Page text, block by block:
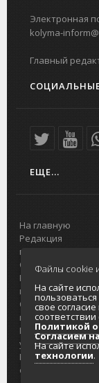
Электронная
kolyma-
Главный
ЕЩЕ...
На главную
Редакция
портала
О проекте
Реклама на
портале
Отзывы и
предложения
Интернет-
услуги
Разработка
сайтов
Файлы cookie
На сайте
свое
Политикой
Согласием
На сайте
технологии.